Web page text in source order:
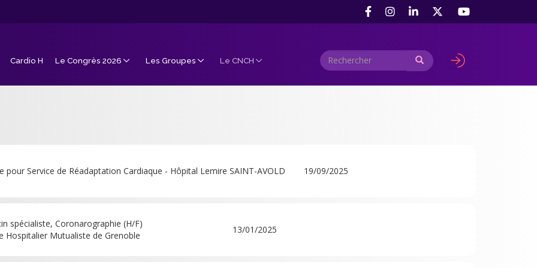
User
account
Cardio H Le Congrès 2026 Les Groupes Le CNCH Rechercher Rechercher
pour Service de Réadaptation Cardiaque - Hôpital Lemire SAINT-AVOLD 19/09/2025
spécialiste, Coronarographie (H/F)
Hospitalier Mutualiste de Grenoble
13/01/2025